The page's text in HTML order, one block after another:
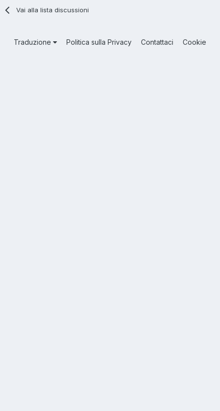
Vai alla lista discussioni
Traduzione Politica sulla Privacy Contattaci Cookie